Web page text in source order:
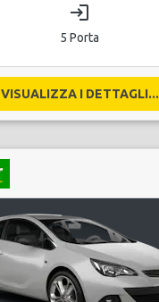
login
5 Porta
VISUALIZZA I DETTAGLI...